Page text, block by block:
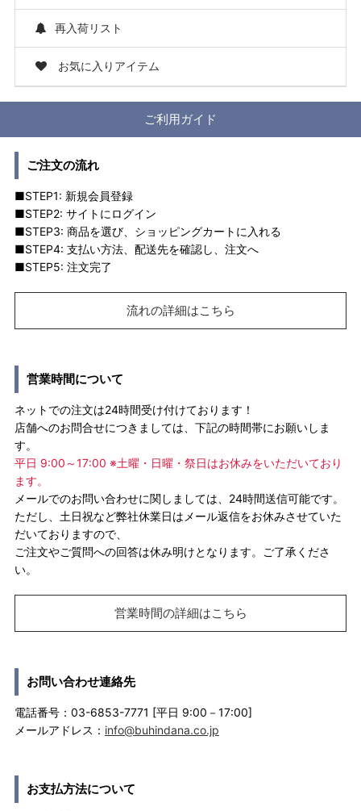
再入荷リスト
お気に入りアイテム
ご利用ガイド
ご注文の流れ
■STEP1: 新規会員登録
■STEP2: サイトにログイン
■STEP3: 商品を選び、ショッピングカートに入れる
■STEP4: 支払い方法、配送先を確認し、注文へ
■STEP5: 注文完了
流れの詳細はこちら
営業時間について
ネットでの注文は24時間受け付けております！
店舗へのお問合せにつきましては、下記の時間帯にお願いしま
す。
平日 9:00～17:00 ※土曜・日曜・祭日はお休みをいただいており
ます。
メールでのお問い合わせに関しましては、24時間送信可能です。
ただし、土日祝など弊社休業日はメール返信をお休みさせていた
だいておりますので、
ご注文やご質問への回答は休み明けとなります。ご了承くださ
い。
営業時間の詳細はこちら
お問い合わせ連絡先
電話番号：03-6853-7771 [平日 9:00－17:00]
メールアドレス： info@buhindana.co.jp
お支払方法について